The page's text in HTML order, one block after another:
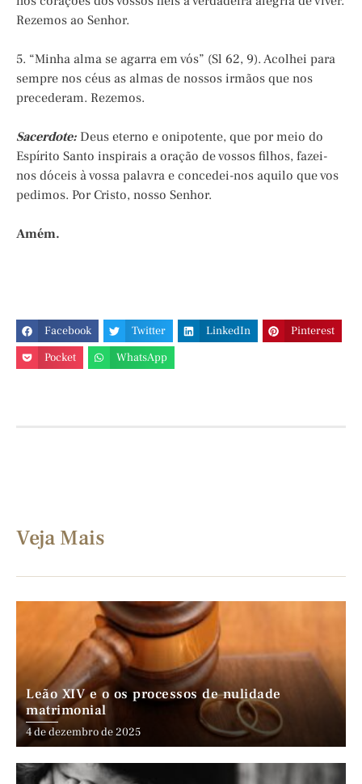
Rezemos ao Senhor.
5. “Minha alma se agarra em vós” (Sl 62, 9). Acolhei para
sempre nos céus as almas de nossos irmãos que nos
precederam. Rezemos.
Sacerdote: Deus eterno e onipotente, que por meio do
Espírito Santo inspirais a oração de vossos filhos, fazei-
nos dóceis à vossa palavra e concedei-nos aquilo que vos
pedimos. Por Cristo, nosso Senhor.
Amém.
Facebook Twitter LinkedIn
Pinterest
Pocket
WhatsApp
Veja Mais
Leão XIV e o os processos de nulidade
matrimonial
4 de dezembro de 2025